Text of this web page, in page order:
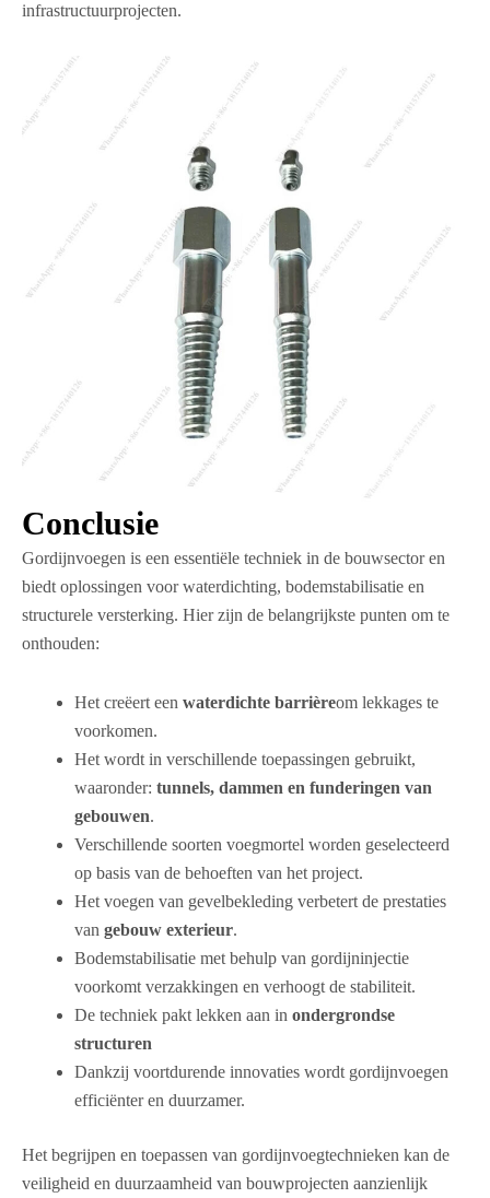
infrastructuurprojecten.
Conclusie
Gordijnvoegen is een essentiële techniek in de bouwsector en
biedt oplossingen voor waterdichting, bodemstabilisatie en
structurele versterking. Hier zijn de belangrijkste punten om te
onthouden:
Het creëert een waterdichte barrièreom lekkages te
voorkomen.
Het wordt in verschillende toepassingen gebruikt,
waaronder: tunnels, dammen en funderingen van
gebouwen.
Verschillende soorten voegmortel worden geselecteerd
op basis van de behoeften van het project.
Het voegen van gevelbekleding verbetert de prestaties
van gebouw exterieur.
Bodemstabilisatie met behulp van gordijninjectie
voorkomt verzakkingen en verhoogt de stabiliteit.
De techniek pakt lekken aan in ondergrondse
structuren
Dankzij voortdurende innovaties wordt gordijnvoegen
efficiënter en duurzamer.
Het begrijpen en toepassen van gordijnvoegtechnieken kan de
veiligheid en duurzaamheid van bouwprojecten aanzienlijk